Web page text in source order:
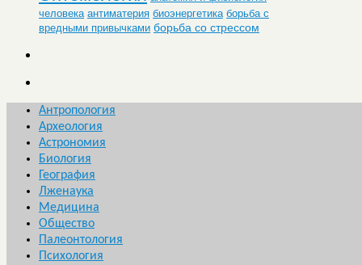
человека антиматерия биоэнергетика борьба с
вредными привычками борьба со стрессом
Антропология
Археология
Астрономия
Биология
География
Лженаука
Медицина
Общество
Палеонтология
Психология